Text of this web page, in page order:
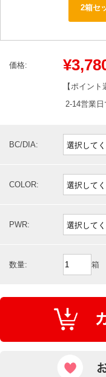
2箱セ
価格:
【ポイン
2-14営業
BC/DIA:
COLOR:
PWR:
数量: 箱